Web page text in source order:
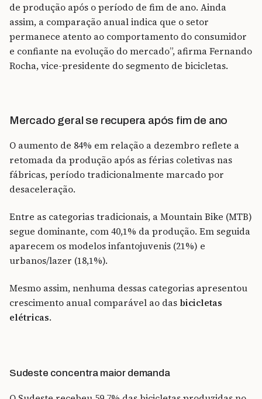
de produção após o período de fim de ano. Ainda
assim, a comparação anual indica que o setor
permanece atento ao comportamento do consumidor
e confiante na evolução do mercado”, afirma Fernando
Rocha, vice-presidente do segmento de bicicletas.
Mercado geral se recupera após fim de ano
O aumento de 84% em relação a dezembro reflete a
retomada da produção após as férias coletivas nas
fábricas, período tradicionalmente marcado por
desaceleração.
Entre as categorias tradicionais, a Mountain Bike (MTB)
segue dominante, com 40,1% da produção. Em seguida
aparecem os modelos infantojuvenis (21%) e
urbanos/lazer (18,1%).
Mesmo assim, nenhuma dessas categorias apresentou
crescimento anual comparável ao dasbicicletas
elétricas.
Sudeste concentra maior demanda